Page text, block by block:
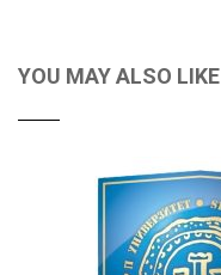
YOU MAY ALSO LIKE